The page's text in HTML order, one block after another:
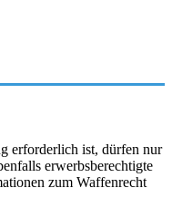
erforderlich ist, dürfen nur
erwerbsberechtigte
zum Waffenrecht